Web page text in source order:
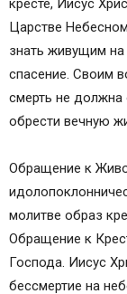
кресте, Иисус
Царстве
знать живущим на
спасение. Своим
смерть не должна
обрести вечную
Обращение к
молитве образ
Обращение к
Господа. Иисус
бессмертие на